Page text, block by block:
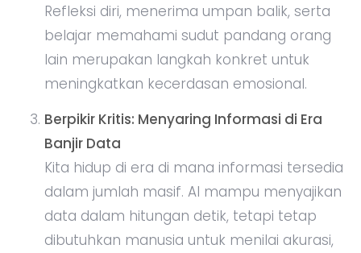
Refleksi diri, menerima umpan balik, serta
belajar memahami sudut pandang orang
lain merupakan langkah konkret untuk
meningkatkan kecerdasan emosional.
Berpikir Kritis: Menyaring Informasi di Era
Banjir Data
Kita hidup di era di mana informasi tersedia
dalam jumlah masif. AI mampu menyajikan
data dalam hitungan detik, tetapi tetap
dibutuhkan manusia untuk menilai akurasi,